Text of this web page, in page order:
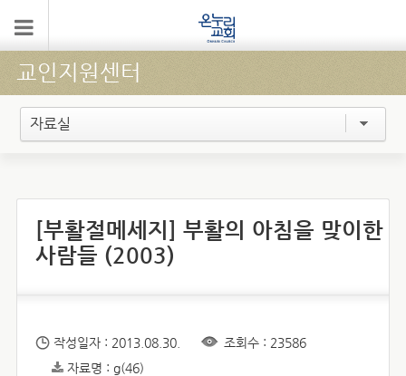
교인지원센터
자료실
[부활절메세지] 부활의 아침을 맞이한
사람들 (2003)
작성일자 : 2013.08.30.
조회수 : 23586
자료명 : g(46)